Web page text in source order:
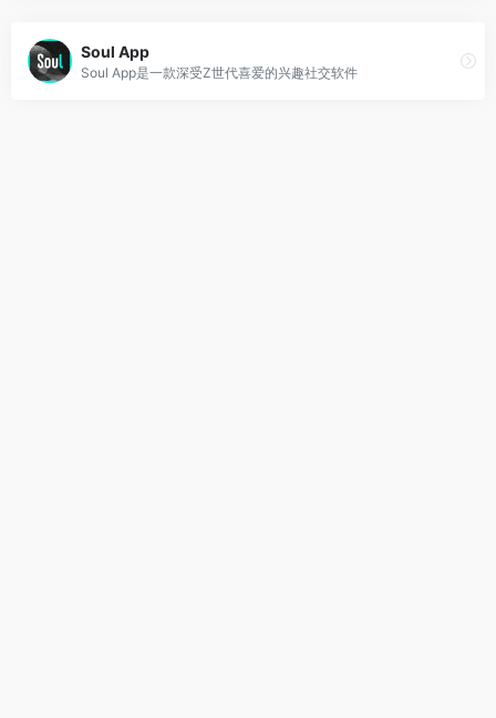
Soul App
Soul App是一款深受Z世代喜爱的兴趣社交软件